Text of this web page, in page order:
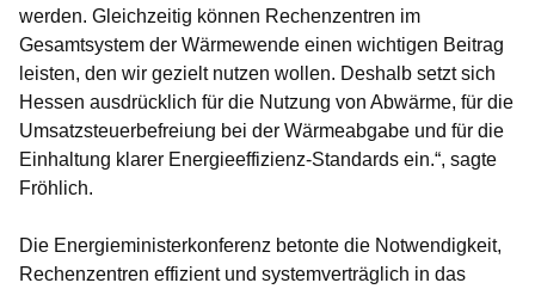
werden. Gleichzeitig können Rechenzentren im
Gesamtsystem der Wärmewende einen wichtigen Beitrag
leisten, den wir gezielt nutzen wollen. Deshalb setzt sich
Hessen ausdrücklich für die Nutzung von Abwärme, für die
Umsatzsteuerbefreiung bei der Wärmeabgabe und für die
Einhaltung klarer Energieeffizienz-Standards ein.“, sagte
Fröhlich.
Die Energieministerkonferenz betonte die Notwendigkeit,
Rechenzentren effizient und systemverträglich in das